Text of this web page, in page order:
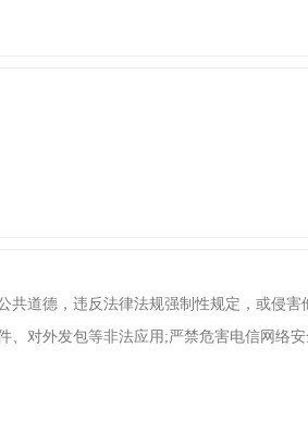
共道德，违反法律法规强制性规定，或侵害
、对外发包等非法应用;严禁危害电信网络